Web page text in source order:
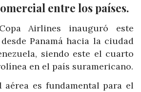
entre los países.
Airlines inauguró este
Panamá hacia la ciudad
siendo este el cuarto
en el país suramericano.
aérea es fundamental para el